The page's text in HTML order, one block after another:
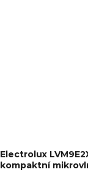
Electrolux
kompaktní